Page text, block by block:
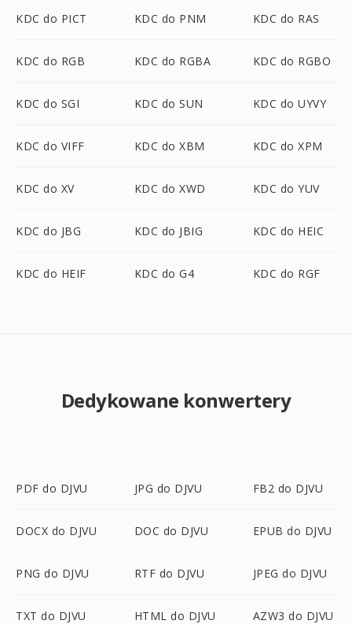
KDC do PICT KDC do PNM KDC do RAS
KDC do RGB KDC do RGBA KDC do RGBO
KDC do SGI KDC do SUN KDC do UYVY
KDC do VIFF KDC do XBM KDC do XPM
KDC do XV KDC do XWD KDC do YUV
KDC do JBG KDC do JBIG KDC do HEIC
KDC do HEIF KDC do G4 KDC do RGF
Dedykowane konwertery
PDF do DJVU JPG do DJVU FB2 do DJVU
DOCX do DJVU DOC do DJVU EPUB do DJVU
PNG do DJVU RTF do DJVU JPEG do DJVU
TXT do DJVU HTML do DJVU AZW3 do DJVU